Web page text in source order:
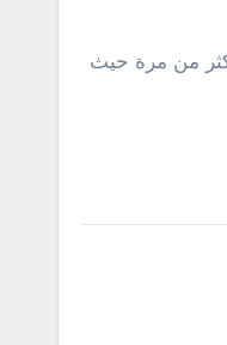
من مرة حيث